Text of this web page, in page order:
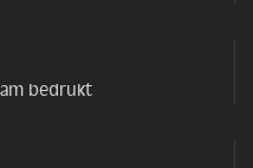
bedrukt